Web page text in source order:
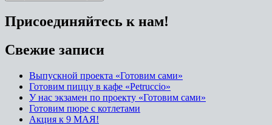
Присоединяйтесь к нам!
Свежие записи
Выпускной проекта «Готовим сами»
Готовим пиццу в кафе «Petruccio»
У нас экзамен по проекту «Готовим сами»
Готовим пюре с котлетами
Акция к 9 МАЯ!